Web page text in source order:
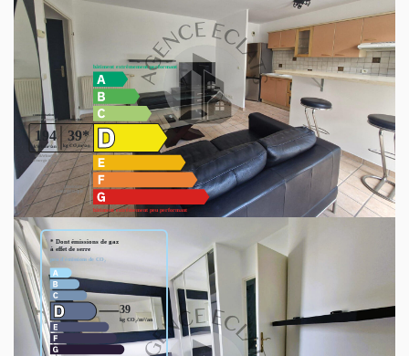
Frênes pour vos sorties nature.
Diagnostics énergétiques